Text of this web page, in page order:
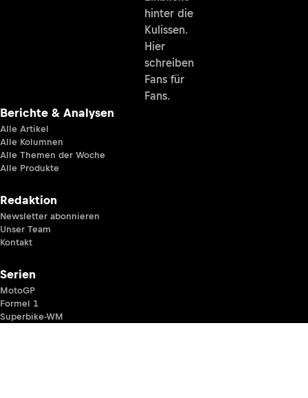
hinter die
Kulissen.
Hier
schreiben
Fans für
Fans.
Berichte & Analysen
Alle Artikel
Alle Kolumnen
Alle Themen der Woche
Alle Produkte
Redaktion
Newsletter abonnieren
Unser Team
Kontakt
Serien
MotoGP
Formel 1
Superbike-WM